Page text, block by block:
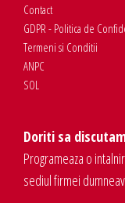
Contact
GDPR - Politica de
Termeni si Conditii
ANPC
SOL
Doriti sa
Programeaza o
sediul firmei